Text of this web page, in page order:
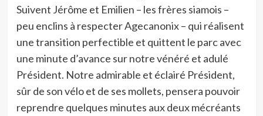
Suivent Jérôme et Emilien – les frères siamois –
peu enclins à respecter Agecanonix – qui réalisent
une transition perfectible et quittent le parc avec
une minute d’avance sur notre vénéré et adulé
Président. Notre admirable et éclairé Président,
sûr de son vélo et de ses mollets, pensera pouvoir
reprendre quelques minutes aux deux mécréants